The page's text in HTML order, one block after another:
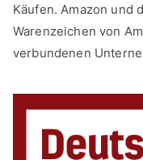
Käufen. Amazon und
Warenzeichen von
verbundenen